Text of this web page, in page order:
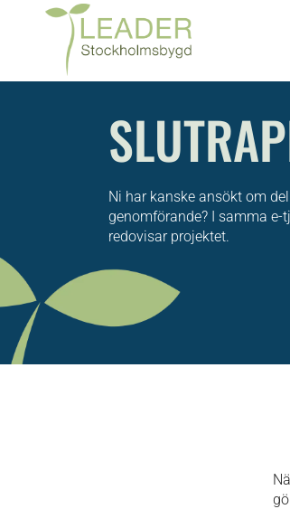
Ni har kanske ansökt om
genomförande? I samma
redovisar projektet.